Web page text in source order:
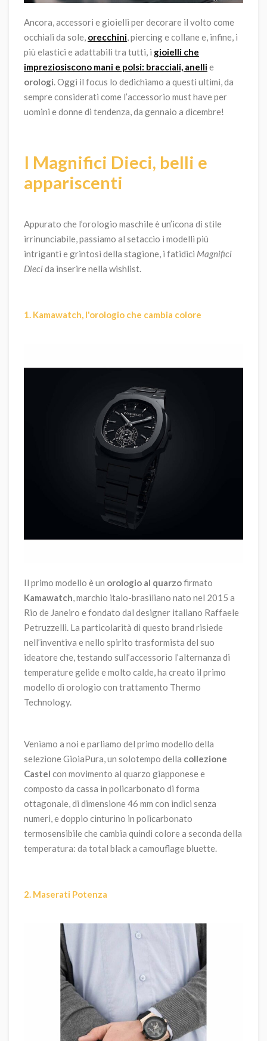
Ancora, accessori e gioielli per decorare il volto come
occhiali da sole, orecchini, piercing e collane e, infine, i
più elastici e adattabili tra tutti, i gioielli che
impreziosiscono mani e polsi: bracciali, anellie
orologi. Oggi il focus lo dedichiamo a questi ultimi, da
sempre considerati come l’accessorio must have per
uomini e donne di tendenza, da gennaio a dicembre!
I Magnifici Dieci, belli e
appariscenti
Appurato che l’orologio maschile è un’icona di stile
irrinunciabile, passiamo al setaccio i modelli più
intriganti e grintosi della stagione, i fatidici Magnifici
Diecida inserire nella wishlist.
1. Kamawatch, l'orologio che cambia colore
Il primo modello è un orologio al quarzofirmato
Kamawatch, marchio italo-brasiliano nato nel 2015 a
Rio de Janeiro e fondato dal designer italiano Raffaele
Petruzzelli. La particolarità di questo brand risiede
nell’inventiva e nello spirito trasformista del suo
ideatore che, testando sull’accessorio l’alternanza di
temperature gelide e molto calde, ha creato il primo
modello di orologio con trattamento Thermo
Technology.
Veniamo a noi e parliamo del primo modello della
selezione GioiaPura, un solotempo della collezione
Castel con movimento al quarzo giapponese e
composto da cassa in policarbonato di forma
ottagonale, di dimensione 46 mm con indici senza
numeri, e doppio cinturino in policarbonato
termosensibile che cambia quindi colore a seconda della
temperatura: da total black a camouflage bluette.
2. Maserati Potenza